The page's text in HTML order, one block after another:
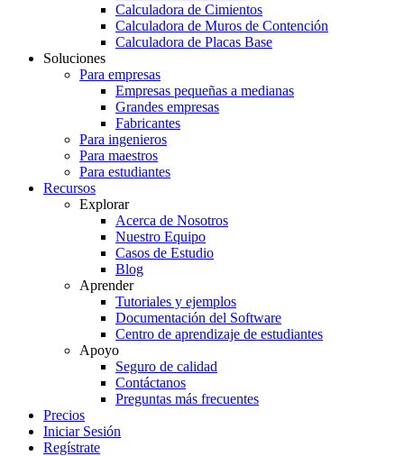
Calculadora de Cimientos
Calculadora de Muros de Contención
Calculadora de Placas Base
Soluciones
Para empresas
Empresas pequeñas a medianas
Grandes empresas
Fabricantes
Para ingenieros
Para maestros
Para estudiantes
Recursos
Explorar
Acerca de Nosotros
Nuestro Equipo
Casos de Estudio
Blog
Aprender
Tutoriales y ejemplos
Documentación del Software
Centro de aprendizaje de estudiantes
Apoyo
Seguro de calidad
Contáctanos
Preguntas más frecuentes
Precios
Iniciar Sesión
Regístrate